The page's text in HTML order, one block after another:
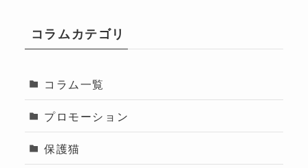
コラムカテゴリ
コラム一覧
プロモーション
保護猫